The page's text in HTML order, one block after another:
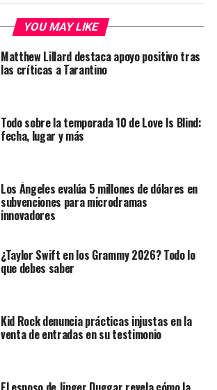
YOU MAY LIKE
Matthew Lillard destaca apoyo positivo tras
las críticas a Tarantino
Todo sobre la temporada 10 de Love Is Blind:
fecha, lugar y más
Los Ángeles evalúa 5 millones de dólares en
subvenciones para microdramas
innovadores
¿Taylor Swift en los Grammy 2026? Todo lo
que debes saber
Kid Rock denuncia prácticas injustas en la
venta de entradas en su testimonio